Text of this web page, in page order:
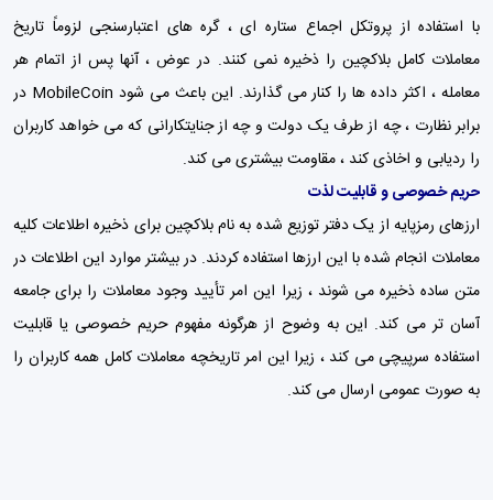
با استفاده از پروتکل اجماع ستاره ای ، گره های اعتبارسنجی لزوماً تاریخ
معاملات کامل بلاکچین را ذخیره نمی کنند. در عوض ، آنها پس از اتمام هر
معامله ، اکثر داده ها را کنار می گذارند. این باعث می شود MobileCoin در
برابر نظارت ، چه از طرف یک دولت و چه از جنایتکارانی که می خواهد کاربران
را ردیابی و اخاذی کند ، مقاومت بیشتری می کند.
حریم خصوصی و قابلیت لذت
ارزهای رمزپایه از یک دفتر توزیع شده به نام بلاکچین برای ذخیره اطلاعات کلیه
معاملات انجام شده با این ارزها استفاده کردند. در بیشتر موارد این اطلاعات در
متن ساده ذخیره می شوند ، زیرا این امر تأیید وجود معاملات را برای جامعه
آسان تر می کند. این به وضوح از هرگونه مفهوم حریم خصوصی یا قابلیت
استفاده سرپیچی می کند ، زیرا این امر تاریخچه معاملات کامل همه کاربران را
به صورت عمومی ارسال می کند.